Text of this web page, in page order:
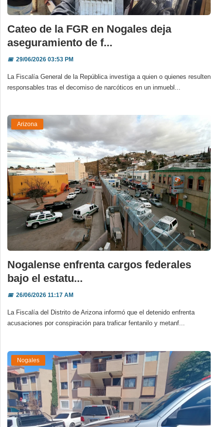
Cateo de la FGR en Nogales deja
aseguramiento de f...
📅29/06/2026 03:53 PM
La Fiscalía General de la República investiga a quien o quienes resulten
responsables tras el decomiso de narcóticos en un inmuebl...
Arizona
Nogalense enfrenta cargos federales
bajo el estatu...
📅26/06/2026 11:17 AM
La Fiscalía del Distrito de Arizona informó que el detenido enfrenta
acusaciones por conspiración para traficar fentanilo y metanf...
Nogales